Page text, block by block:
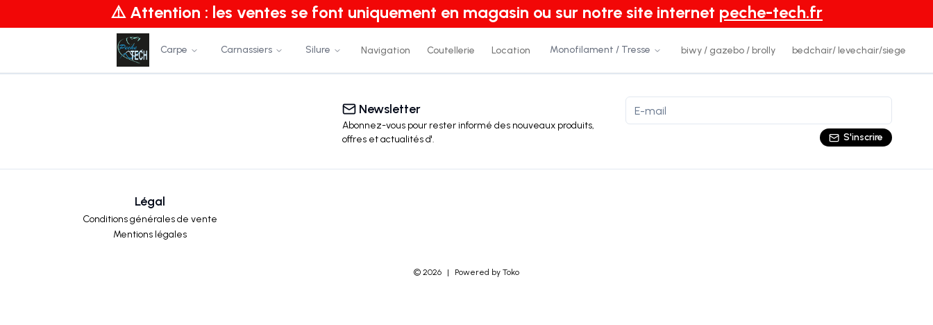
⚠️ Attention : les ventes se font uniquement en magasin ou sur notre site internet peche-tech.fr
Carpe Carnassiers Silure Navigation Coutellerie Location Monofilament / Tresse biwy / gazebo / brolly bedchair/ levechair/siege
Newsletter
Abonnez-vous pour rester informé des nouveaux produits,
offres et actualitésd'. S'inscrire
Légal
Conditions générales de vente
Mentions légales
© 2026 | Powered by Toko